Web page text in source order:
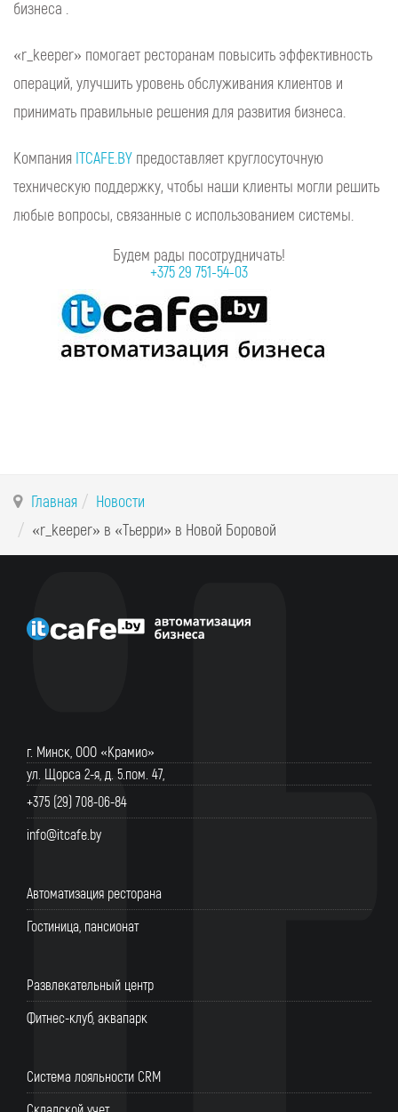
бизнеса .
«r_keeper» помогает ресторанам повысить эффективность
операций, улучшить уровень обслуживания клиентов и
принимать правильные решения для развития бизнеса.
Компания ITCAFE.BY предоставляет круглосуточную
техническую поддержку, чтобы наши клиенты могли решить
любые вопросы, связанные с использованием системы.
Будем рады посотрудничать!
+375 29 751-54-03
Главная
Новости
«r_keeper» в «Тьерри» в Новой Боровой
г. Минск, ООО «Крамио»
ул. Щорса 2-я, д. 5.пом. 47,
+375 (29) 708-06-84
info@itcafe.by
Автоматизация ресторана
Гостиница, пансионат
Развлекательный центр
Фитнес-клуб, аквапарк
Система лояльности CRM